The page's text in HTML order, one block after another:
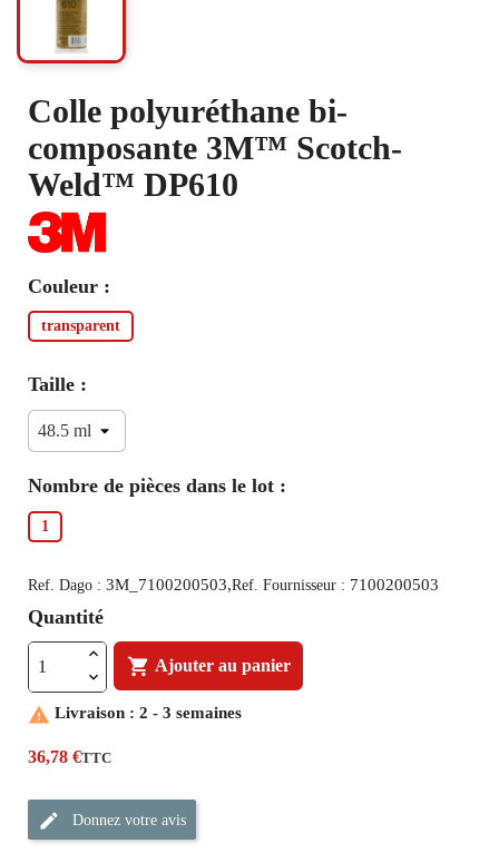
Colle polyuréthane bi-
composante 3M™ Scotch-
Weld™ DP610
Couleur :
transparent
Taille :
Nombre de pièces dans le lot :
1
Ref. Dago : 3M_7100200503,Ref. Fournisseur : 7100200503
Quantité
 Ajouter au panier
 Livraison : 2 - 3 semaines
36,78 €TTC
Donnez votre avis